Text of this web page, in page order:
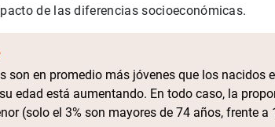
de las diferencias socioeconómicas.
son en promedio más jóvenes que los nacidos
edad está aumentando. En todo caso, la
(solo el 3% son mayores de 74 años, frente a